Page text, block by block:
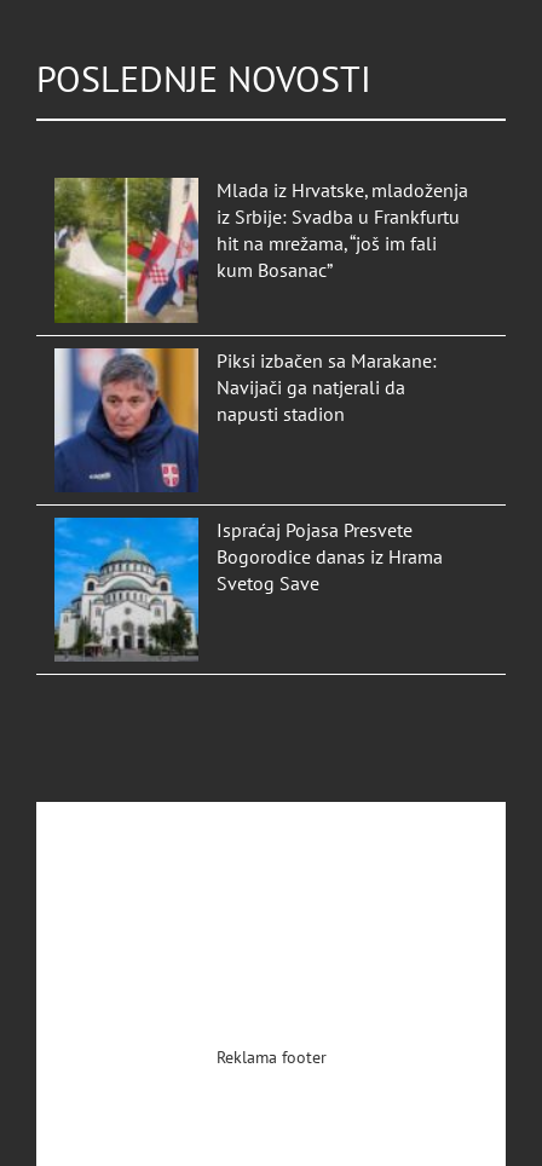
POSLEDNJE NOVOSTI
Mlada iz Hrvatske, mladoženja
iz Srbije: Svadba u Frankfurtu
hit na mrežama, “još im fali
kum Bosanac”
Piksi izbačen sa Marakane:
Navijači ga natjerali da
napusti stadion
Ispraćaj Pojasa Presvete
Bogorodice danas iz Hrama
Svetog Save
Reklama footer